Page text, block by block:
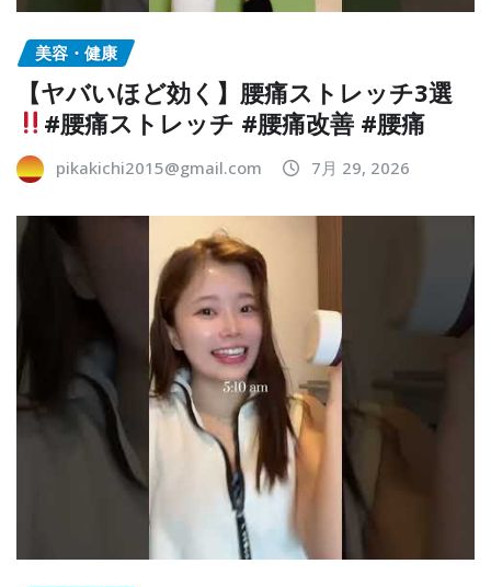
美容・健康
【ヤバいほど効く】腰痛ストレッチ3選
#腰痛ストレッチ #腰痛改善 #腰痛
pikakichi2015@gmail.com 7月 29, 2026